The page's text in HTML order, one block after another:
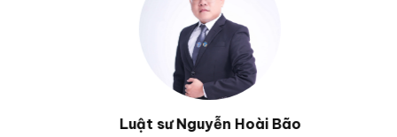
Luật sư Nguyễn Hoài Bão